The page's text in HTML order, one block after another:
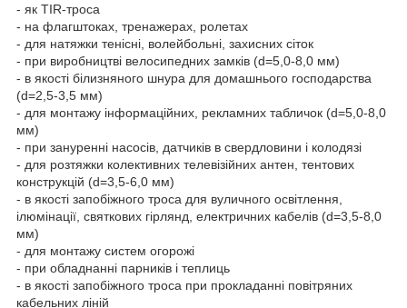
- як TIR-троса
- на флагштоках, тренажерах, ролетах
- для натяжки тенісні, волейбольні, захисних сіток
- при виробництві велосипедних замків (d=5,0-8,0 мм)
- в якості білизняного шнура для домашнього господарства
(d=2,5-3,5 мм)
- для монтажу інформаційних, рекламних табличок (d=5,0-8,0
мм)
- при зануренні насосів, датчиків в свердловини і колодязі
- для розтяжки колективних телевізійних антен, тентових
конструкцій (d=3,5-6,0 мм)
- в якості запобіжного троса для вуличного освітлення,
ілюмінації, святкових гірлянд, електричних кабелів (d=3,5-8,0
мм)
- для монтажу систем огорожі
- при обладнанні парників і теплиць
- в якості запобіжного троса при прокладанні повітряних
кабельних ліній